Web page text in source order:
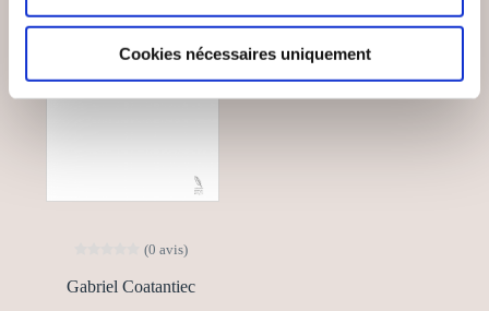
Cookies nécessaires uniquement
(0 avis)
Gabriel Coatantiec